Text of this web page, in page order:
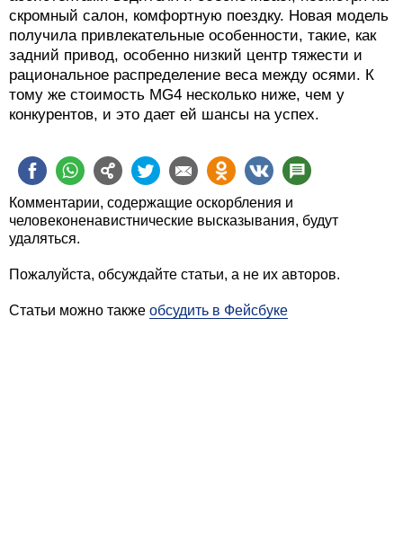
скромный салон, комфортную поездку. Новая модель
получила привлекательные особенности, такие, как
задний привод, особенно низкий центр тяжести и
рациональное распределение веса между осями. К
тому же стоимость MG4 несколько ниже, чем у
конкурентов, и это дает ей шансы на успех.
Комментарии, содержащие оскорбления и
человеконенавистнические высказывания, будут
удаляться.
Пожалуйста, обсуждайте статьи, а не их авторов.
Статьи можно также обсудить в Фейсбуке